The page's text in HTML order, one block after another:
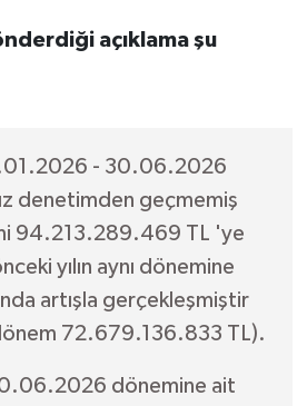
açıklama şu
- 30.06.2026
denetimden geçmemiş
94.213.289.469 TL 'ye
yılın aynı dönemine
artışla gerçekleşmiştir
72.679.136.833 TL).
dönemine ait